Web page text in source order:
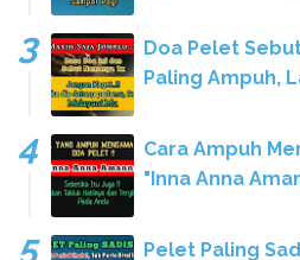
Doa Pelet
Paling Ampuh,
Cara Ampuh
"Inna Anna
Pelet Paling